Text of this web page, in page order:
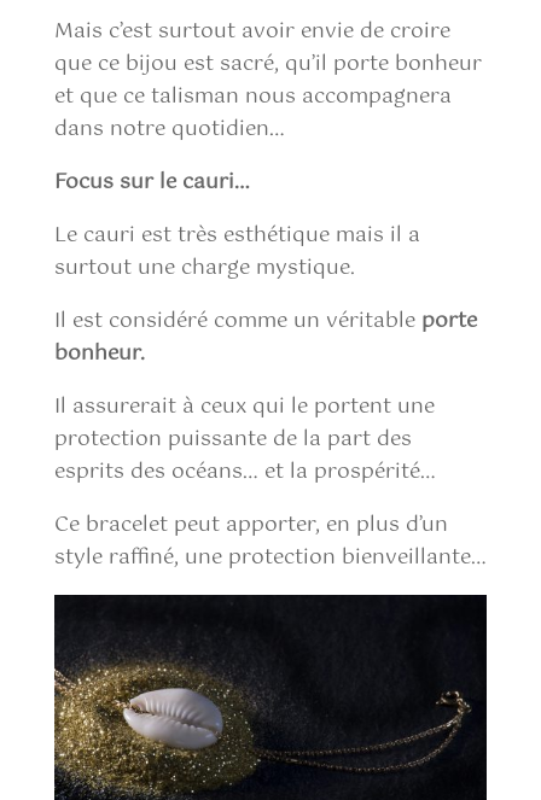
Mais c’est surtout avoir envie de croire
que ce bijou est sacré, qu’il porte bonheur
et que ce talisman nous accompagnera
dans notre quotidien…
Focus sur le cauri…
Le cauri est très esthétique mais il a
surtout une charge mystique.
Il est considéré comme un véritable porte
bonheur.
Il assurerait à ceux qui le portent une
protection puissante de la part des
esprits des océans… et la prospérité…
Ce bracelet peut apporter, en plus d’un
style raffiné, une protection bienveillante…